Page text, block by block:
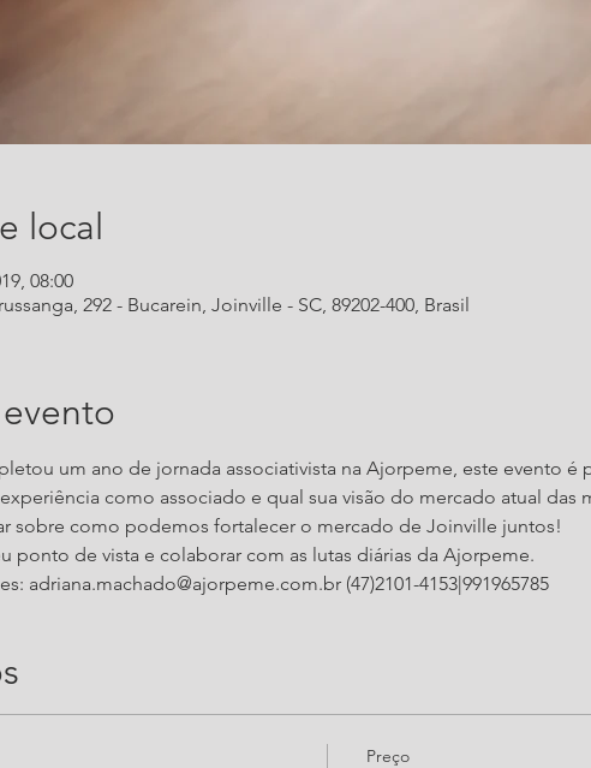
local
08:00
292 - Bucarein, Joinville - SC, 89202-400, Brasil
um ano de jornada associativista na Ajorpeme, este evento é
como associado e qual sua visão do mercado atual das
sobre como podemos fortalecer o mercado de Joinville juntos!
ponto de vista e colaborar com as lutas diárias da Ajorpeme.
adriana.machado@ajorpeme.com.br (47)2101-4153|991965785
Preço